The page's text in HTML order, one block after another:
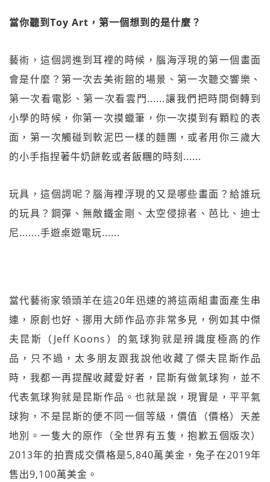
當你聽到Toy Art，第一個想到的是什麼？
藝術，這個詞進到耳裡的時候，腦海浮現的第一個畫面
會是什麼？第一次去美術館的場景、第一次聽交響樂、
第一次看電影、第一次看雲門......讓我們把時間倒轉到
小學的時候，你第一次摸蠟筆，你一次摸到有顆粒的表
面，第一次觸碰到軟泥巴一樣的麵團，或者用你三歲大
的小手指捏著牛奶餅乾或者飯糰的時刻......
玩具，這個詞呢？腦海裡浮現的又是哪些畫面？給誰玩
的玩具？鋼彈、無敵鐵金剛、太空侵掠者、芭比、迪士
尼.......手遊桌遊電玩......
當代藝術家領頭羊在這20年迅速的將這兩組畫面產生串
連，原創也好、挪用大師作品亦非常多見，例如其中傑
夫昆斯（Jeff Koons）的氣球狗就是辨識度極高的作
品，只不過，太多朋友跟我說他收藏了傑夫昆斯作品
時，我都一再提醒收藏愛好者，昆斯有做氣球狗，並不
代表氣球狗就是昆斯作品。也就是說，現實是，平平氣
球狗，不是昆斯的便不同一個等級，價值（價格）天差
地別。一隻大的原作（全世界有五隻，抱歉五個版次）
2013年的拍賣成交價格是5,840萬美金，兔子在2019年
售出9,100萬美金。